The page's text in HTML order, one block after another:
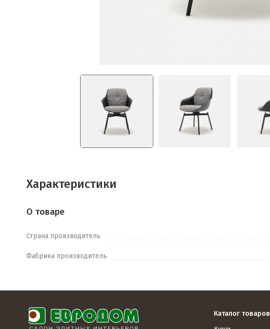
Характеристики
О товаре
Страна производитель
Фабрика производитель
Каталог товаров